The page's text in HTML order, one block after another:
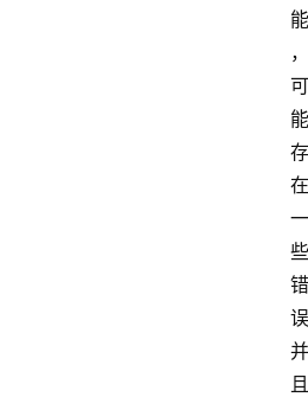
能
，
可
能
存
在
一
些
错
误
并
且